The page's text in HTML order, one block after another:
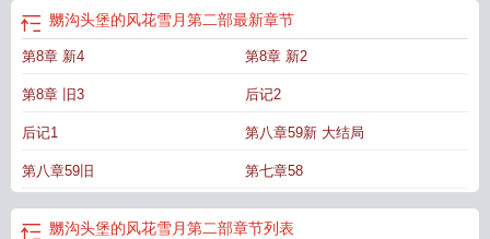
沟头堡的风花雪月第六部 嫐沟头堡的风花雪月第二部
柴灵秀
花雪月百度沟头堡之风花雪月txt 嫐沟头堡的风花雪月凤舞阁
月作者
沟头堡的风花雪月 嫐(沟头堡的风花雪月)人物简介最新章
雪月 第三部
沟头堡之风花雪月第三部
花雪月)第三部
沟头堡的风花雪月 百度
部嬲沟头堡的风花雪月第二部嫐(沟头堡的风花雪月)正文
嬲沟头堡的风花雪月第二部最新章节
第8章 新4 第8章 新2
第8章 旧3 后记2
后记1 第八章59新 大结局
第八章59旧 第七章58
嬲沟头堡的风花雪月第二部章节列表